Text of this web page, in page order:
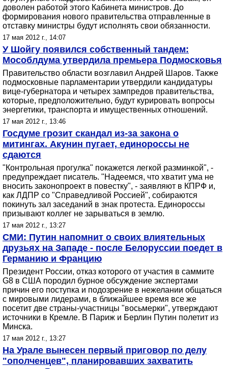
доволен работой этого Кабинета министров. До
формирования нового правительства отправленные в
отставку министры будут исполнять свои обязанности.
17 мая 2012 г., 14:07
У Шойгу появился собственный тандем:
Мособлдума утвердила премьера Подмосковья
Правительство области возглавил Андрей Шаров. Также
подмосковные парламентарии утвердили кандидатуры
вице-губернатора и четырех зампредов правительства,
которые, предположительно, будут курировать вопросы
энергетики, транспорта и имущественных отношений.
17 мая 2012 г., 13:46
Госдуме грозит скандал из-за закона о
митингах. Акунин пугает, единороссы не
сдаются
"Контрольная прогулка" покажется легкой разминкой", -
предупреждает писатель. "Надеемся, что хватит ума не
вносить законопроект в повестку", - заявляют в КПРФ и,
как ЛДПР со "Справедливой Россией", собираются
покинуть зал заседаний в знак протеста. Единороссы
призывают коллег не зарываться в землю.
17 мая 2012 г., 13:27
СМИ: Путин напомнит о своих влиятельных
друзьях на Западе - после Белоруссии поедет в
Германию и Францию
Президент России, отказ которого от участия в саммите
G8 в США породил бурное обсуждение экспертами
причин его поступка и подозрение в нежелании общаться
с мировыми лидерами, в ближайшее время все же
посетит две страны-участницы "восьмерки", утверждают
источники в Кремле. В Париж и Берлин Путин полетит из
Минска.
17 мая 2012 г., 13:27
На Урале вынесен первый приговор по делу
"ополченцев", планировавших захватить